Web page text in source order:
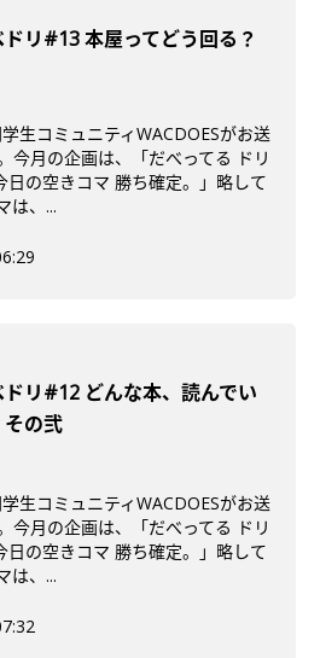
ドリ#13 本屋ってどう回る？
生コミュニティWACDOESがお送
今月の企画は、「だべってる ドリ
日の空きコマ 勝ち確定。」略して
は、...
ドリ#12 どんな本、読んでい
その弐
生コミュニティWACDOESがお送
今月の企画は、「だべってる ドリ
日の空きコマ 勝ち確定。」略して
は、...